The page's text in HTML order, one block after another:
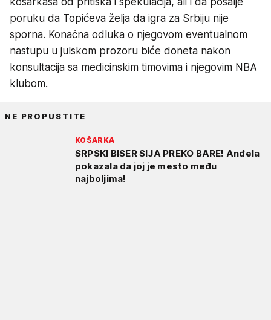
poruku da Topićeva želja da igra za Srbiju nije
sporna. Konačna odluka o njegovom eventualnom
nastupu u julskom prozoru biće doneta nakon
konsultacija sa medicinskim timovima i njegovim NBA
klubom.
NE PROPUSTITE
KOŠARKA
SRPSKI BISER SIJA PREKO BARE! Anđela
pokazala da joj je mesto među
najboljima!